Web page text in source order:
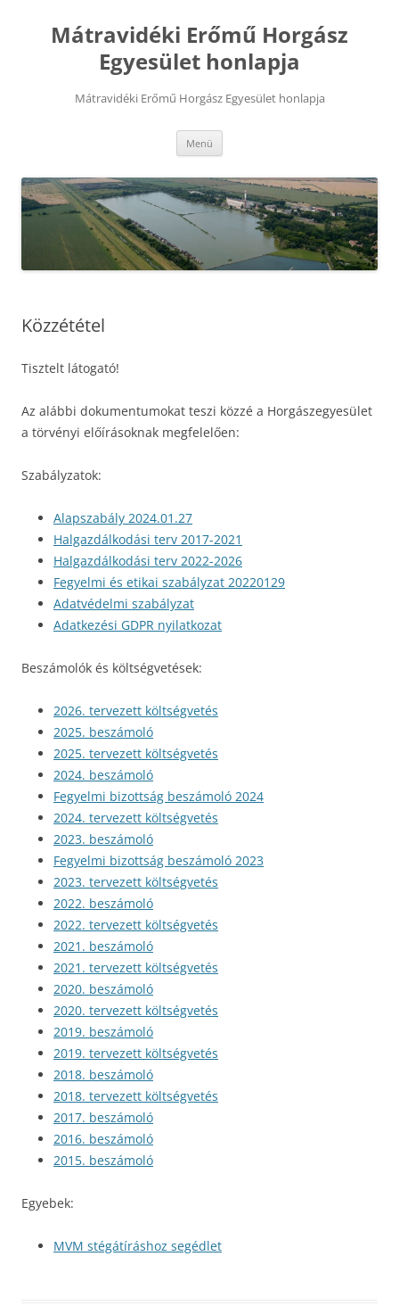
Mátravidéki Erőmű Horgász
Egyesület honlapja
Mátravidéki Erőmű Horgász Egyesület honlapja
Menü
Közzététel
Tisztelt látogató!
Az alábbi dokumentumokat teszi közzé a Horgászegyesület
a törvényi előírásoknak megfelelően:
Szabályzatok:
Alapszabály 2024.01.27
Halgazdálkodási terv 2017-2021
Halgazdálkodási terv 2022-2026
Fegyelmi és etikai szabályzat 20220129
Adatvédelmi szabályzat
Adatkezési GDPR nyilatkozat
Beszámolók és költségvetések:
2026. tervezett költségvetés
2025. beszámoló
2025. tervezett költségvetés
2024. beszámoló
Fegyelmi bizottság beszámoló 2024
2024. tervezett költségvetés
2023. beszámoló
Fegyelmi bizottság beszámoló 2023
2023. tervezett költségvetés
2022. beszámoló
2022. tervezett költségvetés
2021. beszámoló
2021. tervezett költségvetés
2020. beszámoló
2020. tervezett költségvetés
2019. beszámoló
2019. tervezett költségvetés
2018. beszámoló
2018. tervezett költségvetés
2017. beszámoló
2016. beszámoló
2015. beszámoló
Egyebek:
MVM stégátíráshoz segédlet